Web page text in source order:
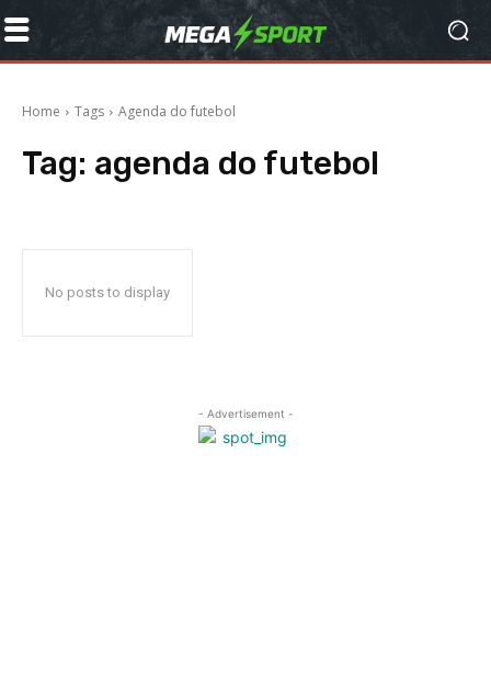
Home Tags Agenda do futebol
Tag: agenda do futebol
No posts to display
- Advertisement -